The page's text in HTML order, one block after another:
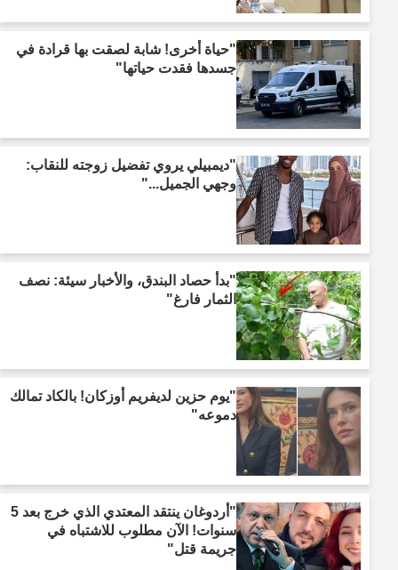
"حياة أخرى! شابة لصقت بها قرادة في
جسدها فقدت حياتها"
"ديمبيلي يروي تفضيل زوجته للنقاب:
وجهي الجميل..."
"بدأ حصاد البندق، والأخبار سيئة: نصف
الثمار فارغ"
"يوم حزين لديفريم أوزكان! بالكاد تمالك
دموعه"
"أردوغان ينتقد المعتدي الذي خرج بعد 5
سنوات! الآن مطلوب للاشتباه في
جريمة قتل"